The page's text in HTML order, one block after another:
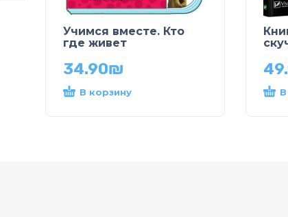
Учимся вместе. Кто
где живет
34.90₪
В корзину